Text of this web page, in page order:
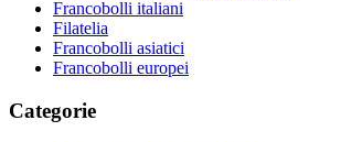
Francobolli italiani
Filatelia
Francobolli asiatici
Francobolli europei
Categorie